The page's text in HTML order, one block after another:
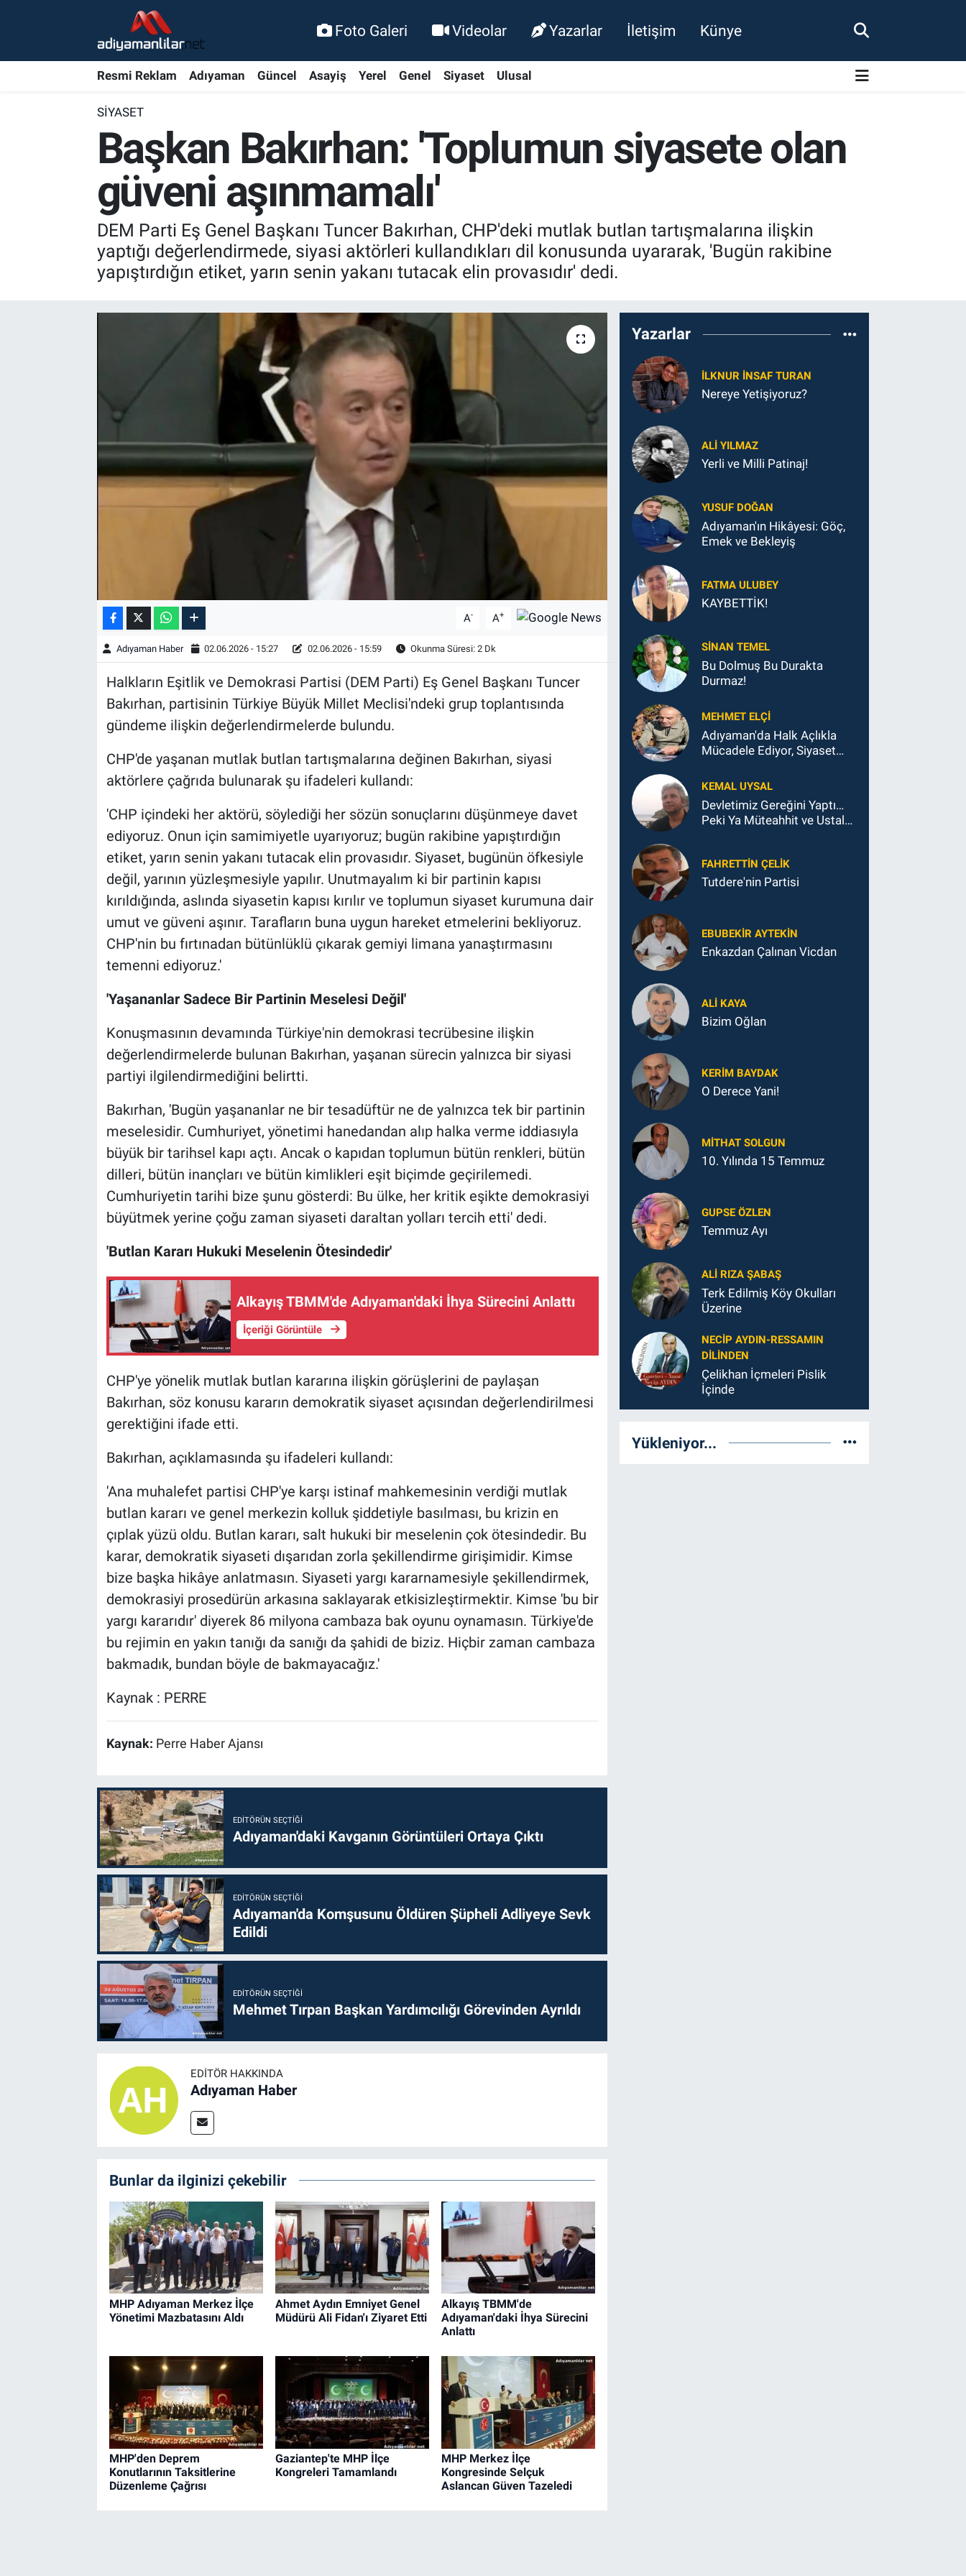
Foto Galeri Videolar Yazarlar İletişim Künye
Resmi Reklam Adıyaman Güncel Asayiş Yerel Genel Siyaset Ulusal
SIYASET
Başkan Bakırhan: 'Toplumun siyasete olan
güveni aşınmamalı'
DEM Parti Eş Genel Başkanı Tuncer Bakırhan, CHP'deki mutlak butlan tartışmalarına ilişkin
yaptığı değerlendirmede, siyasi aktörleri kullandıkları dil konusunda uyararak, 'Bugün rakibine
yapıştırdığın etiket, yarın senin yakanı tutacak elin provasıdır' dedi.
A- A+
Adıyaman Haber 02.06.2026 - 15:27 02.06.2026 - 15:59 Okunma Süresi: 2 Dk
Halkların Eşitlik ve Demokrasi Partisi (DEM Parti) Eş Genel Başkanı Tuncer
Bakırhan, partisinin Türkiye Büyük Millet Meclisi'ndeki grup toplantısında
gündeme ilişkin değerlendirmelerde bulundu.
CHP'de yaşanan mutlak butlan tartışmalarına değinen Bakırhan, siyasi
aktörlere çağrıda bulunarak şu ifadeleri kullandı:
'CHP içindeki her aktörü, söylediği her sözün sonuçlarını düşünmeye davet
ediyoruz. Onun için samimiyetle uyarıyoruz; bugün rakibine yapıştırdığın
etiket, yarın senin yakanı tutacak elin provasıdır. Siyaset, bugünün öfkesiyle
değil, yarının yüzleşmesiyle yapılır. Unutmayalım ki bir partinin kapısı
kırıldığında, aslında siyasetin kapısı kırılır ve toplumun siyaset kurumuna dair
umut ve güveni aşınır. Tarafların buna uygun hareket etmelerini bekliyoruz.
CHP'nin bu fırtınadan bütünlüklü çıkarak gemiyi limana yanaştırmasını
temenni ediyoruz.'
'Yaşananlar Sadece Bir Partinin Meselesi Değil'
Konuşmasının devamında Türkiye'nin demokrasi tecrübesine ilişkin
değerlendirmelerde bulunan Bakırhan, yaşanan sürecin yalnızca bir siyasi
partiyi ilgilendirmediğini belirtti.
Bakırhan, 'Bugün yaşananlar ne bir tesadüftür ne de yalnızca tek bir partinin
meselesidir. Cumhuriyet, yönetimi hanedandan alıp halka verme iddiasıyla
büyük bir tarihsel kapı açtı. Ancak o kapıdan toplumun bütün renkleri, bütün
dilleri, bütün inançları ve bütün kimlikleri eşit biçimde geçirilemedi.
Cumhuriyetin tarihi bize şunu gösterdi: Bu ülke, her kritik eşikte demokrasiyi
büyütmek yerine çoğu zaman siyaseti daraltan yolları tercih etti' dedi.
'Butlan Kararı Hukuki Meselenin Ötesindedir'
Alkayış TBMM'de Adıyaman'daki İhya Sürecini Anlattı
İçeriği Görüntüle
CHP'ye yönelik mutlak butlan kararına ilişkin görüşlerini de paylaşan
Bakırhan, söz konusu kararın demokratik siyaset açısından değerlendirilmesi
gerektiğini ifade etti.
Bakırhan, açıklamasında şu ifadeleri kullandı:
'Ana muhalefet partisi CHP'ye karşı istinaf mahkemesinin verdiği mutlak
butlan kararı ve genel merkezin kolluk şiddetiyle basılması, bu krizin en
çıplak yüzü oldu. Butlan kararı, salt hukuki bir meselenin çok ötesindedir. Bu
karar, demokratik siyaseti dışarıdan zorla şekillendirme girişimidir. Kimse
bize başka hikâye anlatmasın. Siyaseti yargı kararnamesiyle şekillendirmek,
demokrasiyi prosedürün arkasına saklayarak etkisizleştirmektir. Kimse 'bu bir
yargı kararıdır' diyerek 86 milyona cambaza bak oyunu oynamasın. Türkiye'de
bu rejimin en yakın tanığı da sanığı da şahidi de biziz. Hiçbir zaman cambaza
bakmadık, bundan böyle de bakmayacağız.'
Kaynak : PERRE
Kaynak: Perre Haber Ajansı
EDITÖRÜN SEÇTIĞI
Adıyaman'daki Kavganın Görüntüleri Ortaya Çıktı
EDITÖRÜN SEÇTIĞI
Adıyaman'da Komşusunu Öldüren Şüpheli Adliyeye Sevk
Edildi
EDITÖRÜN SEÇTIĞI
Mehmet Tırpan Başkan Yardımcılığı Görevinden Ayrıldı
EDITÖR HAKKINDA
Adıyaman Haber
Bunlar da ilginizi çekebilir
MHP Adıyaman Merkez İlçe
Yönetimi Mazbatasını Aldı
Ahmet Aydın Emniyet Genel
Müdürü Ali Fidan'ı Ziyaret Etti
Alkayış TBMM'de
Adıyaman'daki İhya Sürecini
Anlattı
MHP'den Deprem
Konutlarının Taksitlerine
Düzenleme Çağrısı
Gaziantep'te MHP İlçe
Kongreleri Tamamlandı
MHP Merkez İlçe
Kongresinde Selçuk
Aslancan Güven Tazeledi
Yazarlar
İLKNUR İNSAF TURAN
Nereye Yetişiyoruz?
ALI YILMAZ
Yerli ve Milli Patinaj!
YUSUF DOĞAN
Adıyaman'ın Hikâyesi: Göç,
Emek ve Bekleyiş
FATMA ULUBEY
KAYBETTİK!
SINAN TEMEL
Bu Dolmuş Bu Durakta
Durmaz!
MEHMET ELÇI
Adıyaman'da Halk Açlıkla
Mücadele Ediyor, Siyaset
KEMAL UYSAL
Devletimiz Gereğini Yaptı…
Peki Ya Müteahhit ve Ustalar
FAHRETTIN ÇELİK
Tutdere'nin Partisi
EBUBEKIR AYTEKIN
Enkazdan Çalınan Vicdan
ALI KAYA
Bizim Oğlan
KERIM BAYDAK
O Derece Yani!
MITHAT SOLGUN
10. Yılında 15 Temmuz
GUPSE ÖZLEN
Temmuz Ayı
ALI RIZA ŞABAŞ
Terk Edilmiş Köy Okulları
Üzerine
NECIP AYDIN-RESSAMIN
DILINDEN
Çelikhan İçmeleri Pislik
İçinde
Yükleniyor...
Bölge Haberleri
Şambayat Haber
Nöbetçi Eczaneler
Adiyaman Namaz Vakitleri
Trafik Durumu
Süper Lig Puan Durumu ve Fikstür
Tüm Manşetler
Son Dakika Haberleri
Haber Arşivi